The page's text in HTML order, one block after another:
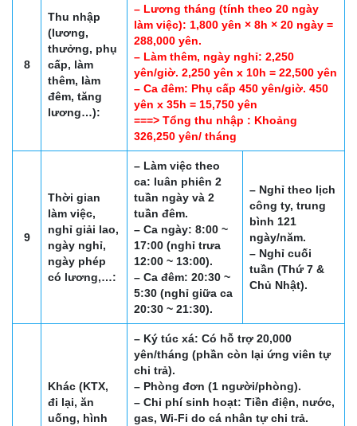
8
Thu nhập
(lương,
thưởng, phụ
cấp, làm
thêm, làm
đêm, tăng
lương…):
– Lương tháng (tính theo 20 ngày
làm việc): 1,800 yên × 8h × 20 ngày =
288,000 yên.
– Làm thêm, ngày nghỉ: 2,250
yên/giờ. 2,250 yên x 10h = 22,500 yên
– Ca đêm: Phụ cấp 450 yên/giờ. 450
yên x 35h = 15,750 yên
===> Tổng thu nhập : Khoảng
326,250 yên/ tháng
9
Thời gian
làm việc,
nghỉ giải lao,
ngày nghỉ,
ngày phép
có lương,…:
– Làm việc theo
ca: luân phiên 2
tuần ngày và 2
tuần đêm.
– Ca ngày: 8:00 ~
17:00 (nghỉ trưa
12:00 ~ 13:00).
– Ca đêm: 20:30 ~
5:30 (nghỉ giữa ca
20:30 ~ 21:30).
– Nghỉ theo lịch
công ty, trung
bình 121
ngày/năm.
– Nghỉ cuối
tuần (Thứ 7 &
Chủ Nhật).
Khác (KTX,
đi lại, ăn
uống, hình
– Ký túc xá: Có hỗ trợ 20,000
yên/tháng (phần còn lại ứng viên tự
chi trả).
– Phòng đơn (1 người/phòng).
– Chi phí sinh hoạt: Tiền điện, nước,
gas, Wi-Fi do cá nhân tự chi trả.